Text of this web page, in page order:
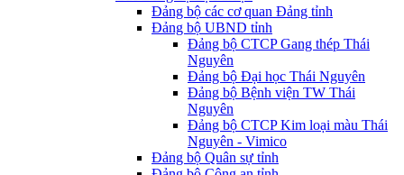
Đảng bộ các cơ quan Đảng tỉnh
Đảng bộ UBND tỉnh
Đảng bộ CTCP Gang thép Thái
Nguyên
Đảng bộ Đại học Thái Nguyên
Đảng bộ Bệnh viện TW Thái
Nguyên
Đảng bộ CTCP Kim loại màu Thái
Nguyên - Vimico
Đảng bộ Quân sự tỉnh